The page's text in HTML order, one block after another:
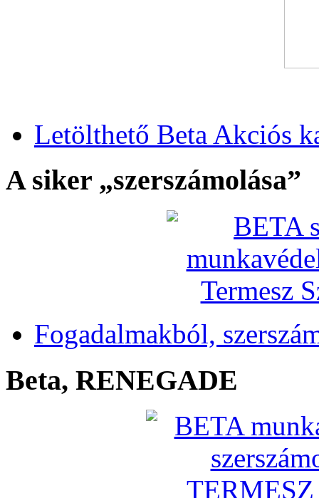
Letölthető Beta Akciós
A siker „szerszámolása”
Fogadalmakból,
Beta, RENEGADE